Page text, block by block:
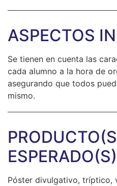
ASPECTOS
Se tienen en cuenta las
cada alumno a la hora de
asegurando que todos
mismo.
ESPERADO(S)
Póster divulgativo, tríptico,